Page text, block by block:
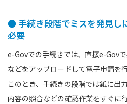
● 手続き段階でミスを発見し
必要
e-Govでの手続きでは、直接e-Gov
などをアップロードして電子申請を行
このとき、手続きの段階では紙に出
内容の照合などの確認作業をすぐに